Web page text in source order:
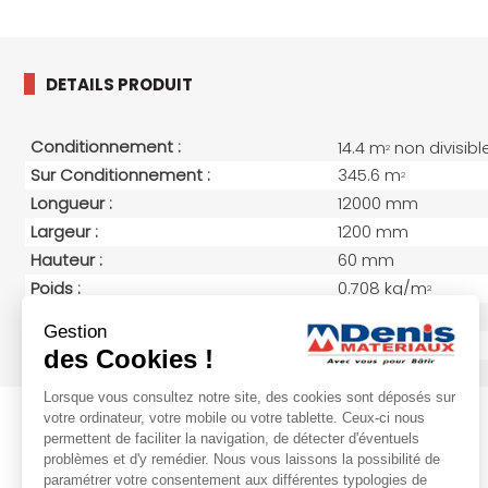
DETAILS PRODUIT
Conditionnement : 14.4 m2 non
Sur Conditionnement :
345.6 m2
Longueur :
12000 mm
Largeur :
1200 mm
Hauteur :
60 mm
Poids :
0.708 kg/m2
Résistance Thermique (Rd En M2.K/W) 1,5
Gestion
des Cookies !
Lorsque vous consultez notre site, des cookies sont déposés sur
votre ordinateur, votre mobile ou votre tablette. Ceux-ci nous
permettent de faciliter la navigation, de détecter d'éventuels
problèmes et d'y remédier. Nous vous laissons la possibilité de
paramétrer votre consentement aux différentes typologies de